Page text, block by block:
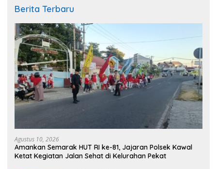
Berita Terbaru
Agustus 10, 2026
Amankan Semarak HUT RI ke-81, Jajaran Polsek Kawal
Ketat Kegiatan Jalan Sehat di Kelurahan Pekat